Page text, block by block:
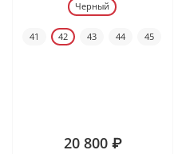
Черный
41 42 43 44 45
20 800 ₽